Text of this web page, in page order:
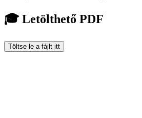
🎓 Letölthető PDF
Töltse le a fájlt itt